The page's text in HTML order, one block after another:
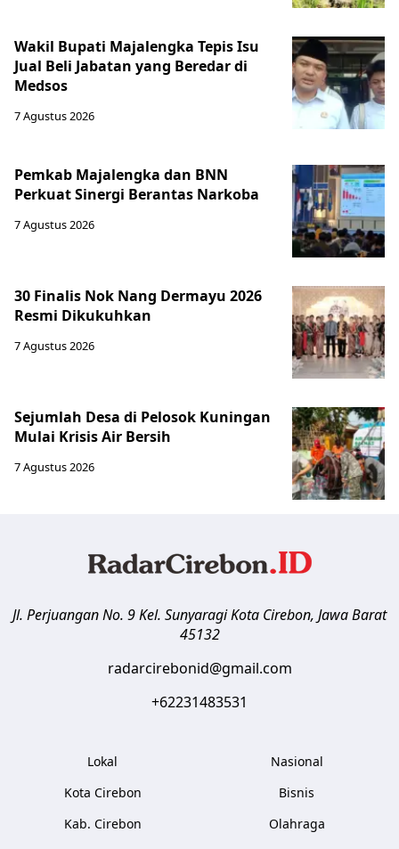
Wakil Bupati Majalengka Tepis Isu
Jual Beli Jabatan yang Beredar di
Medsos
7 Agustus 2026
Pemkab Majalengka dan BNN
Perkuat Sinergi Berantas Narkoba
7 Agustus 2026
30 Finalis Nok Nang Dermayu 2026
Resmi Dikukuhkan
7 Agustus 2026
Sejumlah Desa di Pelosok Kuningan
Mulai Krisis Air Bersih
7 Agustus 2026
Jl. Perjuangan No. 9 Kel. SunyaragiKota Cirebon, Jawa Barat
45132
radarcirebonid@gmail.com
+62231483531
Lokal
Kota Cirebon
Kab. Cirebon
Nasional
Bisnis
Olahraga